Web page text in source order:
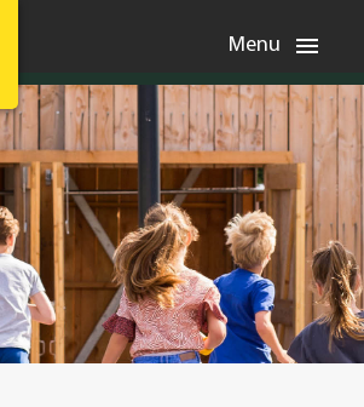
Menu menu